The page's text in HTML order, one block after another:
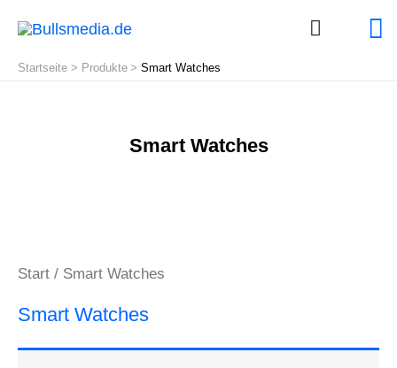
Startseite Produkte Smart Watches
Smart Watches
Start / Smart Watches
Smart Watches